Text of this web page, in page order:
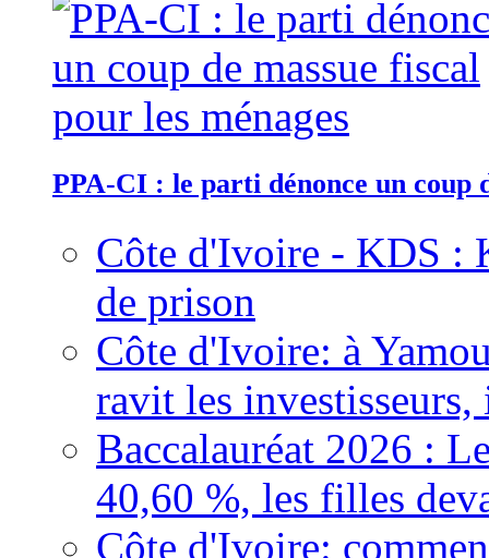
PPA-CI : le parti dénonce un coup
Côte d'Ivoire - KDS :
de prison
Côte d'Ivoire: à
ravit les
Baccalauréat 2026 :
40,60 %, les filles
Côte d'Ivoire: